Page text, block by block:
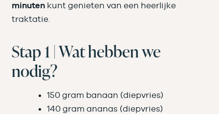
minuten kunt genieten van een heerlijke
traktatie.
Stap 1 | Wat hebben we
nodig?
150 gram banaan (diepvries)
140 gram ananas (diepvries)